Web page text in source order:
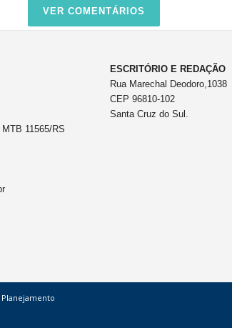
VER COMENTÁRIOS
11565/RS
ESCRITÓRIO E REDAÇÃO
Rua Marechal Deodoro,1038
CEP 96810-102
Santa Cruz do Sul.
Planejamento